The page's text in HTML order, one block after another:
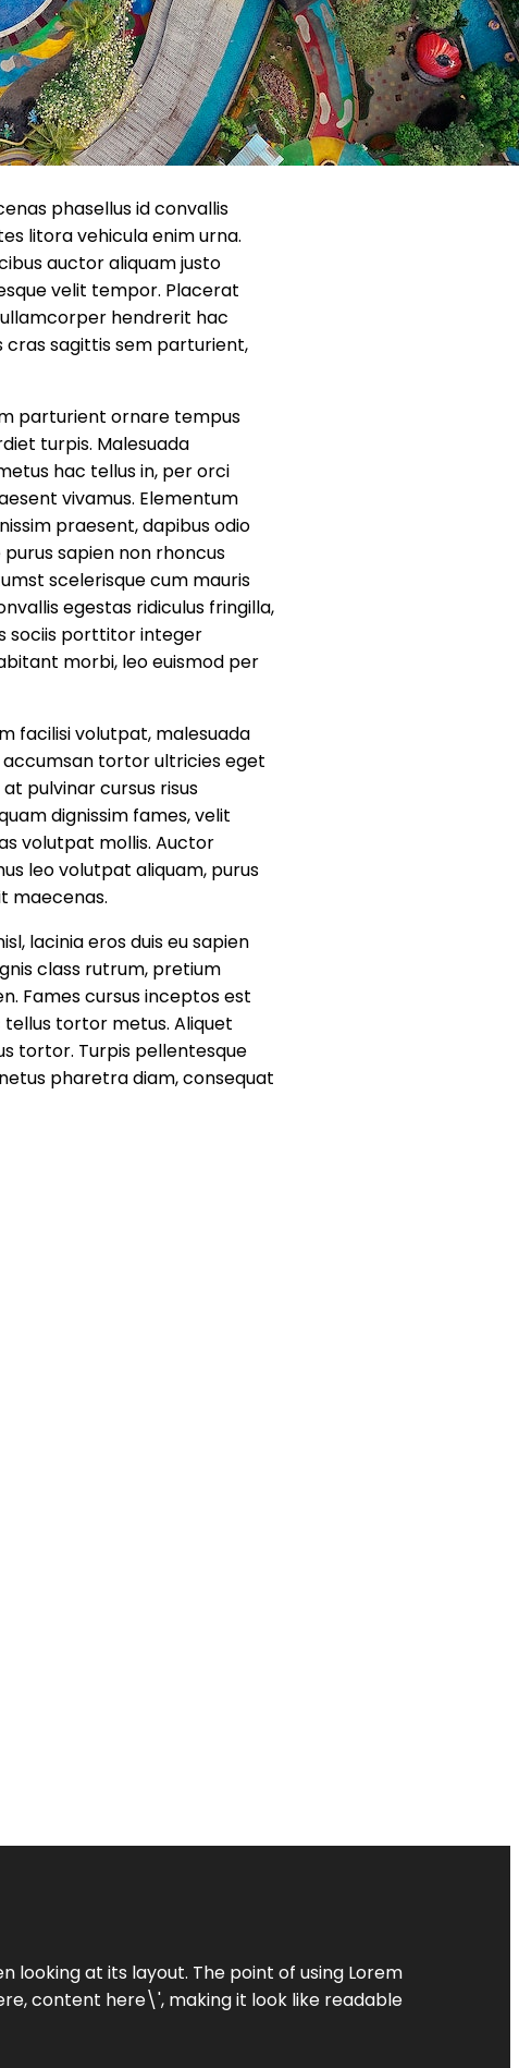
phasellus id convallis
litora vehicula enim urna.
auctor aliquam justo
velit tempor. Placerat
hendrerit hac
cras sagittis sem parturient,
parturient ornare tempus
turpis. Malesuada
hac tellus in, per orci
vivamus. Elementum
praesent, dapibus odio
sapien non rhoncus
scelerisque cum mauris
egestas ridiculus fringilla,
sociis porttitor integer
morbi, leo euismod per
facilisi volutpat, malesuada
tortor ultricies eget
pulvinar cursus risus
dignissim fames, velit
volutpat mollis. Auctor
leo volutpat aliquam, purus
maecenas.
lacinia eros duis eu sapien
class rutrum, pretium
Fames cursus inceptos est
tortor metus. Aliquet
tortor. Turpis pellentesque
pharetra diam, consequat
at its layout. The point of using Lorem
content here\', making it look like readable